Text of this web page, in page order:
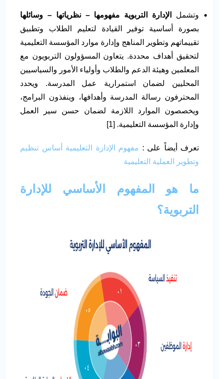
وتشمل
الإدارة التربوية مفهومها – نظرياتها – وسائلها
بصورة أساسية توفير القيادة لتعليم الطلاب وتطبيق
تقييماتهم وتطوير المناهج وإدارة موارد المؤسسة التعليمية
لتحقيق أهداف محددة. يتعاون المسؤولون التربويون مع
المعلمين وهيئة الدعم والطلاب وأولياء الأمور والسياسيين
المحليين لضمان استمرارية عمل المدرسة. ويحدد
المحترفون رسالة المدرسة وأهدافها، وينفذون البرامج،
ويخصصون الموارد اللازمة لضمان حسن سير العمل
وإدارة المؤسسة التعليمية. [1]
تعرف أيضاً على : مفهوم الإدارة التعليمية أساس تنظيم
وتطوير العملية التعليمية
ما هو المفهوم الأساسي للإدارة
التربوية؟